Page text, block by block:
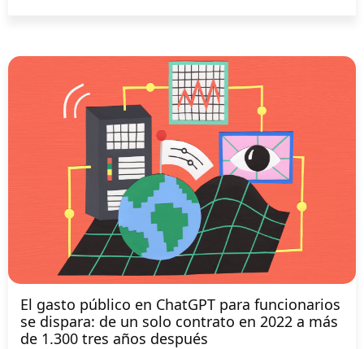
El gasto público en ChatGPT para funcionarios
se dispara: de un solo contrato en 2022 a más
de 1.300 tres años después